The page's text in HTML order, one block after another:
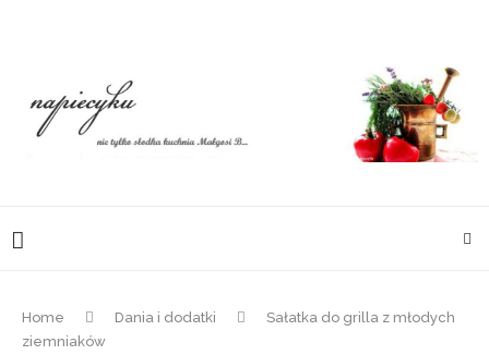
Home Dania i dodatki
Sałatka do grilla z młodych
ziemniaków